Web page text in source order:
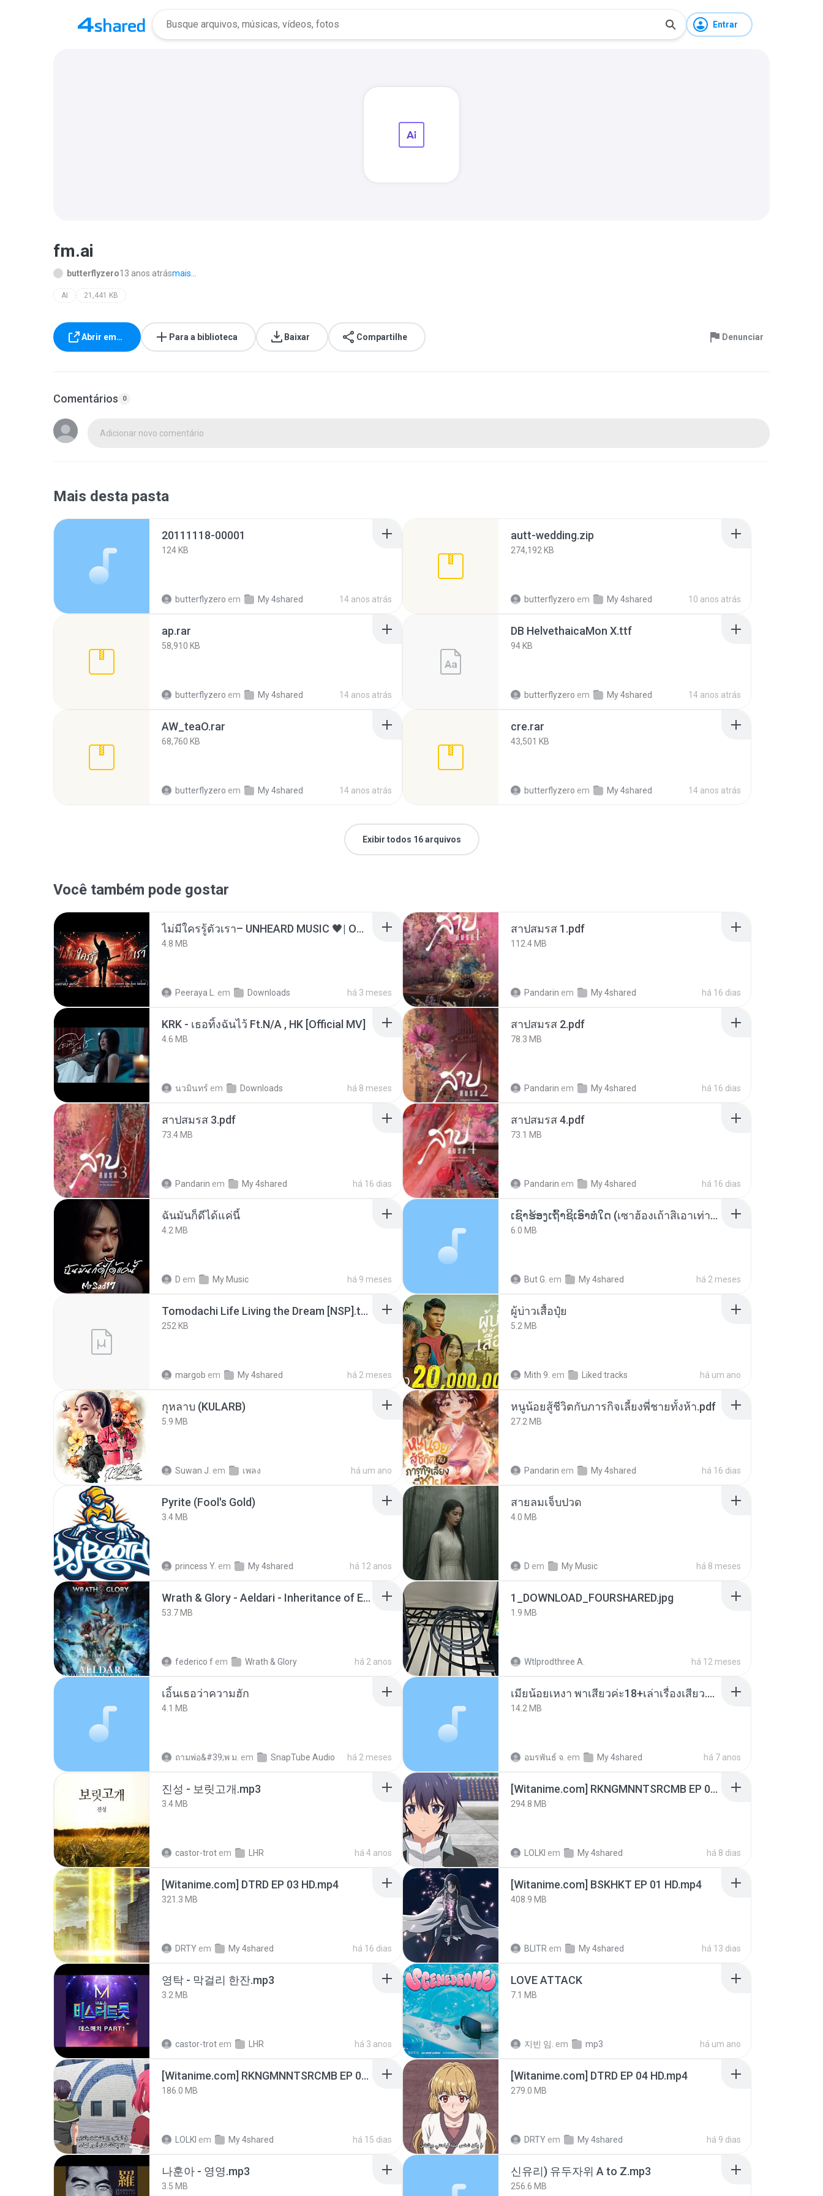
Entrar
fm.ai
butterflyzero13 anos atrásmais...
AI 21,441 KB
Abrir em… Para a biblioteca Baixar Compartilhe Denunciar
Comentários 0
Adicionar novo comentário
Mais desta pasta
20111118-00001
124 KB
butterflyzero em My 4shared 14 anos atrás
autt-wedding.zip
274,192 KB
butterflyzero em My 4shared 10 anos atrás
ap.rar
58,910 KB
butterflyzero em My 4shared 14 anos atrás
DB HelvethaicaMon X.ttf
94 KB
butterflyzero em My 4shared 14 anos atrás
AW_teaO.rar
68,760 KB
butterflyzero em My 4shared 14 anos atrás
cre.rar
43,501 KB
butterflyzero em My 4shared 14 anos atrás
Exibir todos 16 arquivos
Você também pode gostar
ไม่มีใครรู้ตัวเรา– UNHEARD MUSIC 🖤| Official Lyric Video | เพลงสู้ชีวิต
4.8 MB
Peeraya L. em Downloads há 3 meses
สาปสมรส 1.pdf
112.4 MB
Pandarin em My 4shared há 16 dias
KRK - เธอทิ้งฉันไว้ Ft.N/A , HK [Official MV]
4.6 MB
นวมินทร์ em Downloads há 8 meses
สาปสมรส 2.pdf
78.3 MB
Pandarin em My 4shared há 16 dias
สาปสมรส 3.pdf
73.4 MB
Pandarin em My 4shared há 16 dias
สาปสมรส 4.pdf
73.1 MB
Pandarin em My 4shared há 16 dias
ฉันมันก็ดีได้แค่นี้
4.2 MB
D em My Music há 9 meses
ເຊົາຮ້ອງເຖົ້າຊິເອົາທໍ່ໃດ (เซาฮ้องเถ้าสิเอาเท่าใด) ບຸນເກີດ ຫນູຫ່ວງ ft. ໂສພາ ຈຸນທະລາ
6.0 MB
But G. em My 4shared há 2 meses
Tomodachi Life Living the Dream [NSP].torrent
252 KB
margob em My 4shared há 2 meses
ผู้บ่าวเสื้อปุ๋ย
5.2 MB
Mith 9. em Liked tracks há um ano
กุหลาบ (KULARB)
5.9 MB
Suwan J. em เพลง há um ano
หนูน้อยสู้ชีวิตกับภารกิจเลี้ยงพี่ชายทั้งห้า.pdf
27.2 MB
Pandarin em My 4shared há 16 dias
Pyrite (Fool's Gold)
3.4 MB
princess Y. em My 4shared há 12 anos
สายลมเจ็บปวด
4.0 MB
D em My Music há 8 meses
Wrath & Glory - Aeldari - Inheritance of Embers.pdf
53.7 MB
federico f em Wrath & Glory há 2 anos
1_DOWNLOAD_FOURSHARED.jpg
1.9 MB
Wtlprodthree A. há 12 meses
เอิ้นเธอว่าความฮัก
4.1 MB
ถามพ่อ&#39;พ ม. em SnapTube Audio há 2 meses
เมียน้อยเหงา พาเสียวค่ะ18+เล่าเรื่องเสียว.mp3
14.2 MB
อมรพันธ์ จ. em My 4shared há 7 anos
진성 - 보릿고개.mp3
3.4 MB
castor-trot em LHR há 4 anos
[Witanime.com] RKNGMNNTSRCMB EP 06 HD.mp4
294.8 MB
LOLKI em My 4shared há 8 dias
[Witanime.com] DTRD EP 03 HD.mp4
321.3 MB
DRTY em My 4shared há 16 dias
[Witanime.com] BSKHKT EP 01 HD.mp4
408.9 MB
BLITR em My 4shared há 13 dias
영탁 - 막걸리 한잔.mp3
3.2 MB
castor-trot em LHR há 3 anos
LOVE ATTACK
7.1 MB
지빈 임. em mp3 há um ano
[Witanime.com] RKNGMNNTSRCMB EP 05 HD.mp4
186.0 MB
LOLKI em My 4shared há 15 dias
[Witanime.com] DTRD EP 04 HD.mp4
279.0 MB
DRTY em My 4shared há 9 dias
나훈아 - 영영.mp3
3.5 MB
신유리) 유두자위 A to Z.mp3
256.6 MB